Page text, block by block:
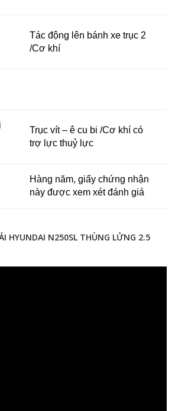
Tác động lên bánh xe trục 2
/Cơ khí
Trục vít – ê cu bi /Cơ khí có
trợ lực thuỷ lực
Hàng năm, giấy chứng nhận
này được xem xét đánh giá
HYUNDAI N250SL THÙNG LỬNG 2.5